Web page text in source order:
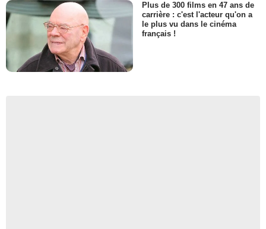
Plus de 300 films en 47 ans de
carrière : c'est l'acteur qu'on a
le plus vu dans le cinéma
français !